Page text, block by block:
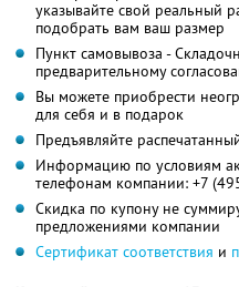
указывайте свой реальный
подобрать вам ваш размер
Пункт самовывоза -
предварительному
Вы можете приобрести
для себя и в подарок
Предъявляйте
Информацию по условиям
телефонам компании: +7
Скидка по купону не
предложениями компании
Сертификат соответствия и